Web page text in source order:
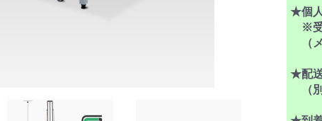
★個人
※受
（メ
★配送
（別